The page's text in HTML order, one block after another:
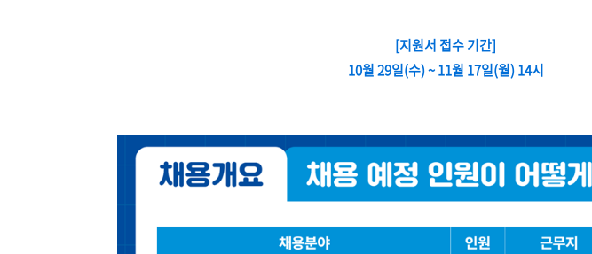
[지원서 접수 기간]
10월 29일(수) ~ 11월 17일(월) 14시